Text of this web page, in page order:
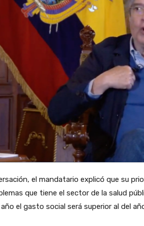
el mandatario explicó que su
que tiene el sector de la salud
el gasto social será superior al del